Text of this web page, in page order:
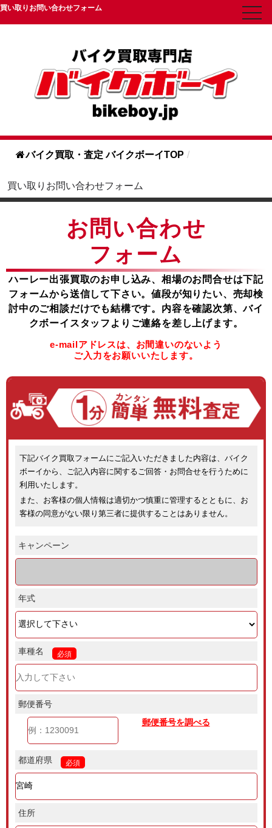
toggle
買い取りお問い合わせフォーム
バイク買取・査定 バイクボーイTOP /
買い取りお問い合わせフォーム
お問い合わせ
フォーム
ハーレー出張買取のお申し込み、相場のお問合せは下記
フォームから送信して下さい。値段が知りたい、売却検
討中のご相談だけでも結構です。 内容を確認次第、バイ
クボーイスタッフよりご連絡を差し上げます。
e-mailアドレスは、お間違いのないよう
ご入力をお願いいたします。
下記バイク買取フォームにご記入いただきました内容は、バイク
ボーイから、ご記入内容に関するご回答・お問合せを行うために
利用いたします。
また、お客様の個人情報は適切かつ慎重に管理するとともに、お
客様の同意がない限り第三者に提供することはありません。
キャンペーン
年式
車種名 必須
郵便番号
郵便番号を調べる
都道府県 必須
住所